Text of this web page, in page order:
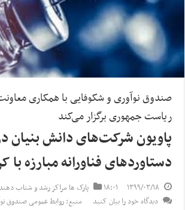
صندوق نوآوری و شکوفایی با همکاری
ریاست جمهوری برگزار می‌کند
پاویون شرکت‌های دانش بنیان
دستاورد‌های فناورانه مبارزه با
۱۳۹۹/۰۳/۱۸ ۱۸:۰۱ پارک ها مراکز رشد و شتاب‌
دیدگاه خود را بیان کنید
منبع: روابط عمومی صندوق